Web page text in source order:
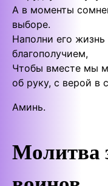
А в моменты
выборе.
Наполни его
благополучием,
Чтобы вместе мы
об руку, с верой в
Аминь.
Молитва